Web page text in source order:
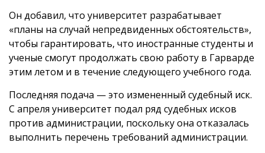
Он добавил, что университет разрабатывает
«планы на случай непредвиденных обстоятельств»,
чтобы гарантировать, что иностранные студенты и
ученые смогут продолжать свою работу в Гарварде
этим летом и в течение следующего учебного года.
Последняя подача — это измененный судебный иск.
С апреля университет подал ряд судебных исков
против администрации, поскольку она отказалась
выполнить перечень требований администрации.